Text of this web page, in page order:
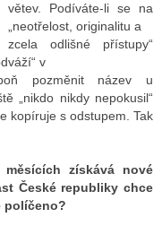
větev. Podíváte-li se na
„neotřelost, originalitu a
zcela odlišné přístupy“
v
pozměnit název u
„nikdo nikdy nepokusil“
kopíruje s odstupem. Tak
získává nové
České republiky chce
políčeno?